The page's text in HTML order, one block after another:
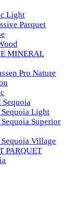
Light
Parquet
MINERAL
Pro Nature
Light
Superior
Village
PARQUET